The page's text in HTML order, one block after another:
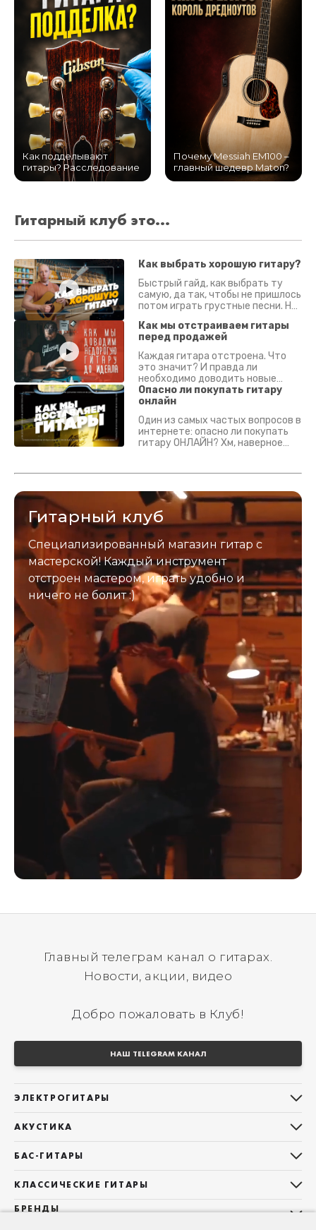
Как подделывают
гитары? Расследование
Почему Messiah EM100 –
главный шедевр Maton?
Гитарный клуб это...
Как выбрать хорошую гитару?
Быстрый гайд, как выбрать ту
самую, да так, чтобы не пришлось
потом играть грустные песни. На
Как мы отстраиваем гитары
перед продажей
Каждая гитара отстроена. Что
это значит? И правда ли
необходимо доводить новые
гитары? Если кратко - да.
Подробно - в видео :)
Опасно ли покупать гитару
онлайн
Один из самых частых вопросов в
интернете: опасно ли покупать
гитару ОНЛАЙН? Хм, наверное
застрахован. Случись что -
Гитарный клуб
Специализированный магазин гитар с
мастерской! Каждый инструмент
отстроен мастером, играть удобно и
ничего не болит :)
Главный телеграм канал о гитарах.
Новости, акции, видео
Добро пожаловать в Клуб!
НАШ TELEGRAM КАНАЛ
ЭЛЕКТРОГИТАРЫ
Telecaster
Les Paul
Superstrat
АКУСТИКА
Фолки (ОМ, 000, 00)
Гранд Аудиториум
БАС-ГИТАРЫ
Precision Bass
КЛАССИЧЕСКИЕ ГИТАРЫ
Все классические гитары
БРЕНДЫ